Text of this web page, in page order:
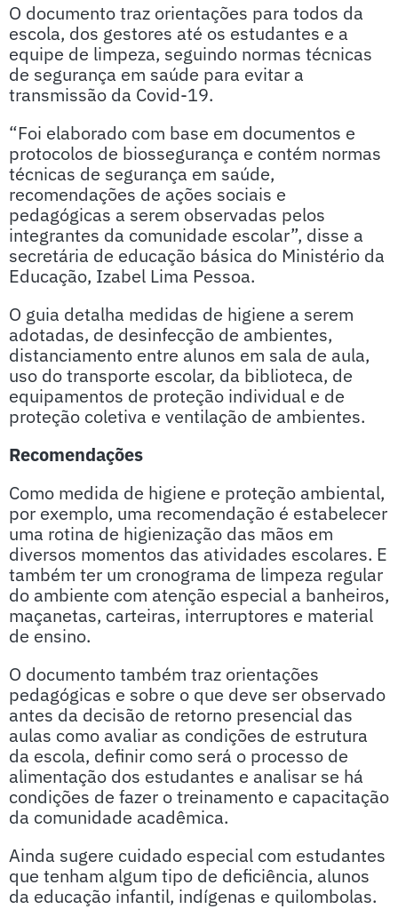
O documento traz orientações para todos da
escola, dos gestores até os estudantes e a
equipe de limpeza, seguindo normas técnicas
de segurança em saúde para evitar a
transmissão da Covid-19.
“Foi elaborado com base em documentos e
protocolos de biossegurança e contém normas
técnicas de segurança em saúde,
recomendações de ações sociais e
pedagógicas a serem observadas pelos
integrantes da comunidade escolar”, disse a
secretária de educação básica do Ministério da
Educação, Izabel Lima Pessoa.
O guia detalha medidas de higiene a serem
adotadas, de desinfecção de ambientes,
distanciamento entre alunos em sala de aula,
uso do transporte escolar, da biblioteca, de
equipamentos de proteção individual e de
proteção coletiva e ventilação de ambientes.
Recomendações
Como medida de higiene e proteção ambiental,
por exemplo, uma recomendação é estabelecer
uma rotina de higienização das mãos em
diversos momentos das atividades escolares. E
também ter um cronograma de limpeza regular
do ambiente com atenção especial a banheiros,
maçanetas, carteiras, interruptores e material
de ensino.
O documento também traz orientações
pedagógicas e sobre o que deve ser observado
antes da decisão de retorno presencial das
aulas como avaliar as condições de estrutura
da escola, definir como será o processo de
alimentação dos estudantes e analisar se há
condições de fazer o treinamento e capacitação
da comunidade acadêmica.
Ainda sugere cuidado especial com estudantes
que tenham algum tipo de deficiência, alunos
da educação infantil, indígenas e quilombolas.